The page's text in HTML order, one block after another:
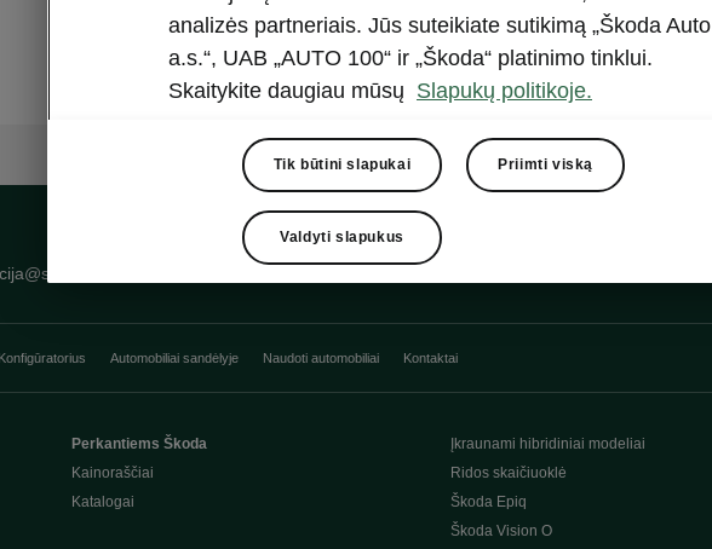
Rodyti
Konfigūratorius Automobiliai sandėlyje Naudoti automobiliai Kontaktai
Perkantiems Škoda
Kainoraščiai
Katalogai
Įkraunami hibridiniai modeliai
Ridos skaičiuoklė
Škoda Epiq
Škoda Vision O
analizės partneriais. Jūs suteikiate sutikimą „Škoda Auto
a.s.“, UAB „AUTO 100“ ir „Škoda“ platinimo tinklui.
Skaitykite daugiau mūsų Slapukų politikoje.
Tik būtini slapukai Priimti viską
Valdyti slapukus